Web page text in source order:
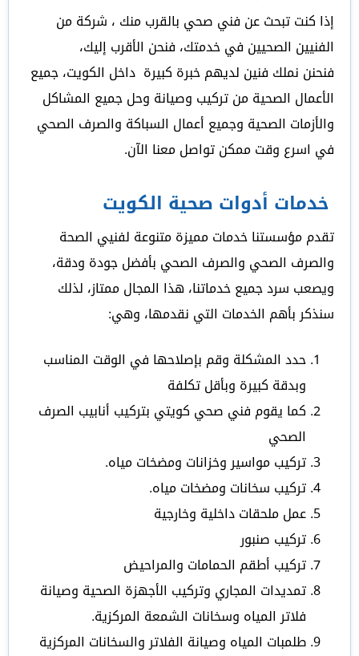
إذا كنت تبحث عن فني صحي بالقرب منك ، شركة من
الفنيين الصحيين في خدمتك، فنحن الأقرب إليك،
فنحنن نملك فنين لديهم خبرة كبيرة داخل الكويت، جميع
الأعمال الصحية من تركيب وصيانة وحل جميع المشاكل
والأزمات الصحية وجميع أعمال السباكة والصرف الصحي
في اسرع وقت ممكن تواصل معنا الآن.
خدمات أدوات صحية الكويت
تقدم مؤسستنا خدمات مميزة متنوعة لفنيي الصحة
والصرف الصحي والصرف الصحي بأفضل جودة ودقة،
ويصعب سرد جميع خدماتنا، هذا المجال ممتاز، لذلك
سنذكر بأهم الخدمات التي نقدمها، وهي:
حدد المشكلة وقم بإصلاحها في الوقت المناسب
وبدقة كبيرة وبأقل تكلفة
كما يقوم فني صحي كويتي بتركيب أنابيب الصرف
الصحي
تركيب مواسير وخزانات ومضخات مياه.
تركيب سخانات ومضخات مياه.
عمل ملحقات داخلية وخارجية
تركيب صنبور
تركيب أطقم الحمامات والمراحيض
تمديدات المجاري وتركيب الأجهزة الصحية وصيانة
فلاتر المياه وسخانات الشمعة المركزية.
طلمبات المياه وصيانة الفلاتر والسخانات المركزية